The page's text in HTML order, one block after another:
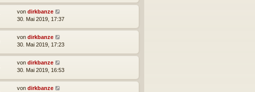
von dirkbanze
30. Mai 2019, 17:37
von dirkbanze
30. Mai 2019, 17:23
von dirkbanze
30. Mai 2019, 16:53
von dirkbanze